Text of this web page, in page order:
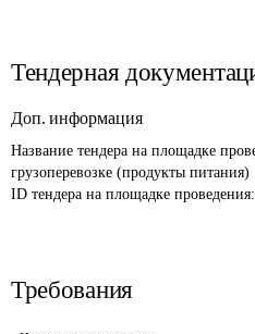
Тендерная
Доп. информация
Название тендера на площадке
грузоперевозке (продукты питания)
ID тендера на площадке проведения:
Требования